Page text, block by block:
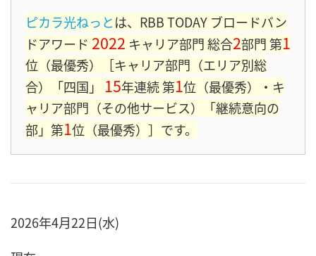
ピカラ光ねっとは、RBB TODAY ブロードバン
ドアワード 2022 キャリア部門 総合2部門 第1
位（最優秀）［キャリア部門（エリア別総
合）「四国」 15年連続 第1位（最優秀）・キ
ャリア部門（その他サービス）「継続意向の
部」第1位（最優秀）］です。
2026年4月22日(水)